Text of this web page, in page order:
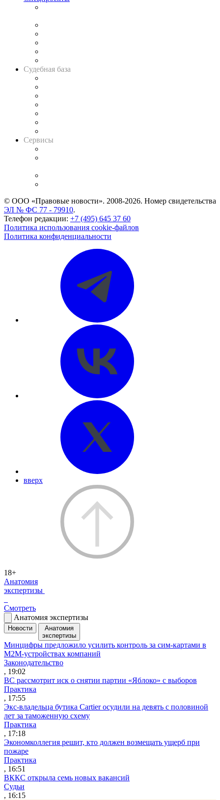
Судебная база
Сервисы
© ООО «Правовые новости». 2008-2026. Номер свидетельства
ЭЛ № ФС 77 - 79910.
Телефон редакции: +7 (495) 645 37 60
Политика использования cookie-файлов
Политика конфиденциальности
вверх
18+
Анатомия
экспертизы
Смотреть
Анатомия экспертизы
Новости
Анатомия
экспертизы
Минцифры предложило усилить контроль за сим-картами в
M2M-устройствах компаний
Законодательство
, 19:02
ВС рассмотрит иск о снятии партии «Яблоко» с выборов
Практика
, 17:55
Экс-владельца бутика Cartier осудили на девять с половиной
лет за таможенную схему
Практика
, 17:18
Экономколлегия решит, кто должен возмещать ущерб при
пожаре
Практика
, 16:51
ВККС открыла семь новых вакансий
Судьи
, 16:15